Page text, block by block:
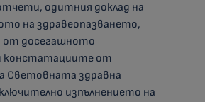
одитния доклад на
на здравеопазването,
от досегашното
констатациите от
Световната здравна
изпълнението на